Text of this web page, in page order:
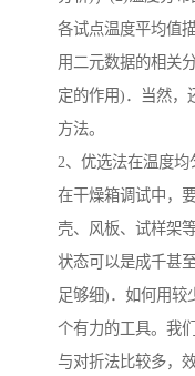
各试点温度平均值
用二元数据的相关
定的作用)．当然，
方法。
2、优选法在温度均
在干燥箱调试中，
壳、风板、试样架
状态可以是成千甚
足够细)．如何用较
个有力的工具。我
与对折法比较多，